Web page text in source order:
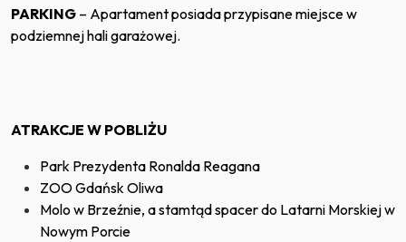
PARKING – Apartament posiada przypisane miejsce w
podziemnej hali garażowej.
ATRAKCJE W POBLIŻU
Park Prezydenta Ronalda Reagana
ZOO Gdańsk Oliwa
Molo w Brzeźnie, a stamtąd spacer do Latarni Morskiej w
Nowym Porcie